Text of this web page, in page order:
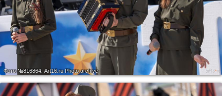
Фото №816864. Art16.ru Photo archive